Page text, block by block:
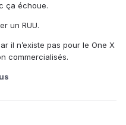
ça échoue.
un RUU.
il n’existe pas pour le One X
commercialisés.